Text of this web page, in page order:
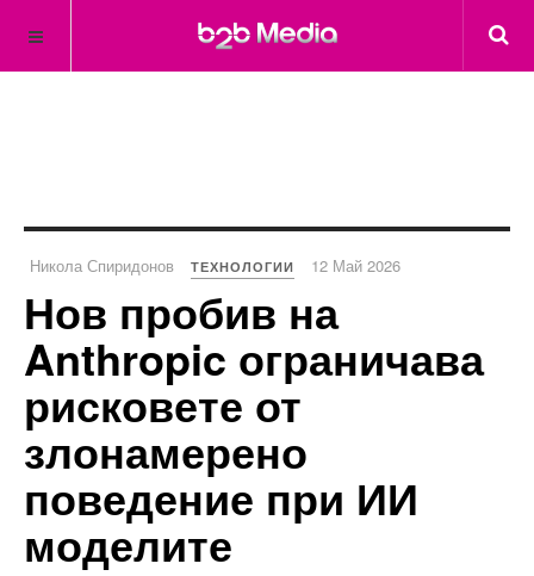
Никола Спиридонов ТЕХНОЛОГИИ 12 Май 2026
Нов пробив на
Anthropic ограничава
рисковете от
злонамерено
поведение при ИИ
моделите